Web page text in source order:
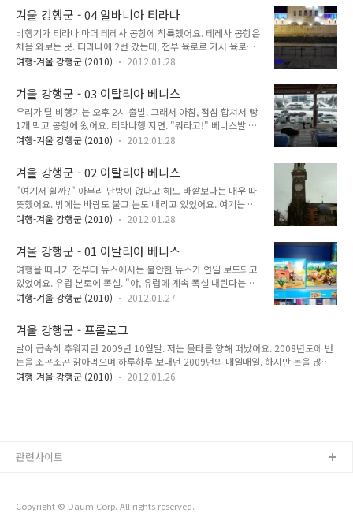
시간 아무 때나 들어갈 수 있는데 여기는 문을 아예 걸어잠그었
어요. 그래서 유리창을 통해 ..
고 다시 버스에 올라탔어요. 정말 정신없이 잤어요. 모두가 쿨쿨
잠을 자고 있었어요. 창밖에 보이는 것은 오직 어둠 뿐. 그렇게
얼마나 잤는지 몰라요. 친구가 뒷사람과 이야기하는 소리에 잠에
서 깨어 창밖을 보니 비가 내리고 있었어요. "아...망할...왜 비는
내리는 거야!" 잠이 덜 깨서 졸린데 갑자기 짜증이 버럭 밀려왔
면 모두가 잠잘 시간. 이 시각에 비를 맞으며 여관을 찾아 돌아다
닐 생각 하니 한숨만..
겨울 강행군 - 04 알바니아 티라나
비행기가 티라나 마더 테레사 공항에 착륙했어요. 테레사 공항은
처음 와보는 곳. 티라나에 2번 갔는데, 전부 육로로 가서 육로로
나왔어요. 제가 이용한 경로는 버스로 그리스 테살로니카, 마케
였어요. 비행기로 알바니아 티라나에 간 것은 처음이었어요. 공
항 자체는 크지 않았어요. 입국 심사대 옆이 환승 심사대였는데
환승 심사대로 가는 사람도 있었어요. 환승 심사대를 통과할 때
에는 신발도 벗어야 했어요. 우리는 입국 심사대. 입국 심사는 별
것 없었어요. 그냥 여권을 스윽 훑어보더니 여권 맨 뒷장에 도장
입국 심사대에서는 긴 말이나 현지어 안 하는 것이 상책. 괜히
주..
여행-겨울 강행군 (2010) 2012.01.28
겨울 강행군 - 03 이탈리아 베니스
우리가 탈 비행기는 오후 2시 출발. 그래서 아침, 점심 합쳐서 빵
1개 먹고 공항에 왔어요. 티라나행 지연. "뭐라고!" 베니스발 티
라나행 비행기가 2시간 지연이라고 전광판에 떴어요. 공항에 12
소식. 사진 재활용. 창밖을 보니 눈이 엄청나게 많이 내리고 있었
어요. 도무지 그칠 기색이 아니었어요. "설마 오늘 결항되나?"
숙소를 예약하고 다니는 게 아니었기 때문에 결항된다고 해서 일
정이 크게 꼬이는 것은 없었어요. 하지만 공항에서 하룻밤 또 노
숙을 해야 한다면 정말 돌아버릴 일. 날이라도 따뜻하면 어떻게
때문에 그냥 눈 앞이 깜깜했어요. 눈이 어느 정도로 많이 내리고
있었냐하면 ..
여행-겨울 강행군 (2010) 2012.01.28
겨울 강행군 - 02 이탈리아 베니스
"여기서 쉴까?" 아무리 난방이 없다고 해도 바깥보다는 매우 따
뜻했어요. 밖에는 바람도 불고 눈도 내리고 있었어요. 여기는 베
니스. 바닷가 동네라서 해풍이 슁슁 불어요. 그 차가운 바닷바람
는 것 만으로도 확실히 따뜻했어요. "뭐 하나 먹자." 양심적으로
자판기에서 뭔가 하나 뽑아먹어야겠지? 그래서 고른 것이 가장
가격이 싼 과자였어요. 혹시 주인이 와서 쫓아낼 지도 모르니 과
자를 하나하나 세어 가면서 먹었어요. 입에 넣고 녹여가며 재료
와 양념의 맛을 하나하나 음미했어요. 친구는 짐에서 옷을 꺼내
하게 젖었어요. 무엇이 문제인지는 몰랐지만 확실히 신발에 문제
가 있었어요. "혹시 그..
여행-겨울 강행군 (2010) 2012.01.28
겨울 강행군 - 01 이탈리아 베니스
여행을 떠나기 전부터 뉴스에서는 불안한 뉴스가 연일 보도되고
있었어요. 유럽 본토에 폭설. "야, 유럽에 계속 폭설 내린다는
데?" "엄청 춥겠다." "옷 최대한 껴입고 가야겠는데?" 2010년
다렸어요. 아침부터 짐을 싸고 발레타에 갔어요. 발레타 입구 앞
에 있는 기사식당에서 간단히 점심 겸 저녁을 먹고 버스를 루카
공항에 가는 버스에 올라탔어요. 우리 둘의 짐은 제 캐리어 한 개
와 백팩 2개가 전부. 저가 항공이라 짐을 하나 부칠 때에도 돈을
추가로 지불해야 했기 때문에 혹시나 액체류를 사게 되면 보낼
여행-겨울 강행군 (2010) 2012.01.27
겨울 강행군 - 프롤로그
날이 급속히 추워지던 2009년 10월말. 저는 몰타를 향해 떠났어요. 2008년도에 번
돈을 조곤조곤 갉아먹으며 하루하루 보내던 2009년의 매일매일. 하지만 돈을 많이
벌어놓은 것은 아니다보니 슬슬 위기감이 찾아오기 시작했어요. 그때 나타난 제 친구
요. 다행히 이 코스에서는..
여행-겨울 강행군 (2010) 2012.01.26
Copyright © Daum Corp. All rights reserved.
관련사이트